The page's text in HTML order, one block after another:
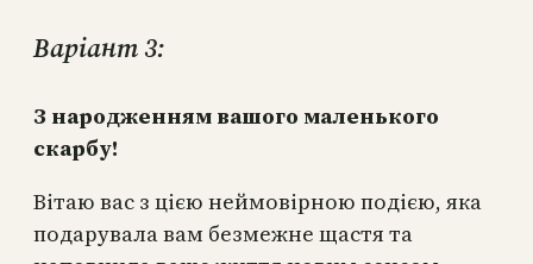
Варіант 3:
З народженням вашого маленького
скарбу!
Вітаю вас з цією неймовірною подією, яка
подарувала вам безмежне щастя та